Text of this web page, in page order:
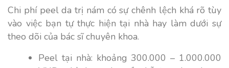
Chi phí peel da trị nám có sự chênh lệch khá rõ tùy
vào việc bạn tự thực hiện tại nhà hay làm dưới sự
theo dõi của bác sĩ chuyên khoa.
Peel tại nhà: khoảng 300.000 – 1.000.000